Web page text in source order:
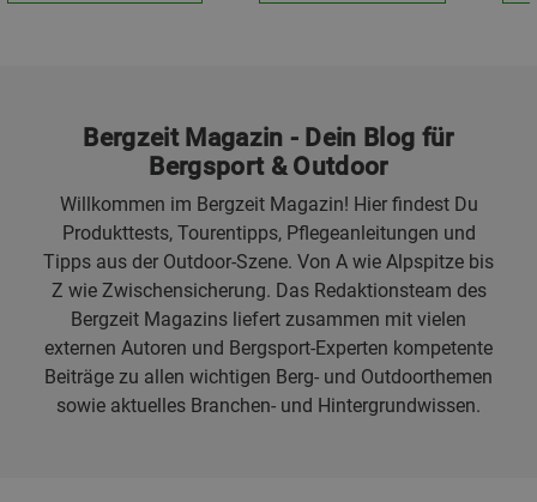
Bergzeit Magazin - Dein Blog für
Bergsport & Outdoor
Willkommen im Bergzeit Magazin! Hier findest Du
Produkttests, Tourentipps, Pflegeanleitungen und
Tipps aus der Outdoor-Szene. Von A wie Alpspitze bis
Z wie Zwischensicherung. Das Redaktionsteam des
Bergzeit Magazins liefert zusammen mit vielen
externen Autoren und Bergsport-Experten kompetente
Beiträge zu allen wichtigen Berg- und Outdoorthemen
sowie aktuelles Branchen- und Hintergrundwissen.